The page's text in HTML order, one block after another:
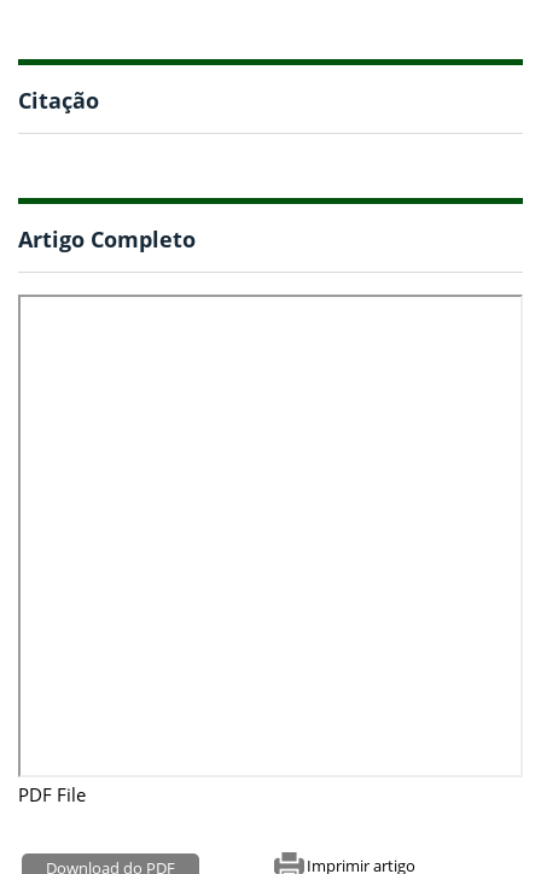
Citação
Artigo Completo
PDF File
Download do PDF Imprimir artigo